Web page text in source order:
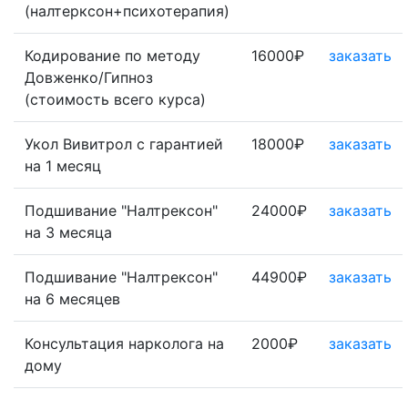
(налтерксон+психотерапия)
Кодирование по методу
Довженко/Гипноз
(стоимость всего курса)
16000₽ заказать
Укол Вивитрол с гарантией
на 1 месяц
18000₽ заказать
Подшивание "Налтрексон"
на 3 месяца
24000₽ заказать
Подшивание "Налтрексон"
на 6 месяцев
44900₽ заказать
Консультация нарколога на
дому
2000₽ заказать